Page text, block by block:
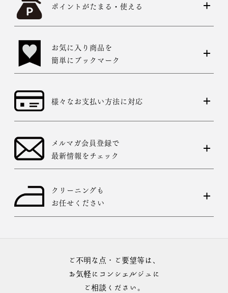
ポイントがたまる・使える
お気に入り商品を
簡単にブックマーク
様々なお支払い方法に対応
メルマガ会員登録で
最新情報をチェック
クリーニングも
お任せください
ご不明な点・ご要望等は、
お気軽にコンシェルジュに
ご相談ください。